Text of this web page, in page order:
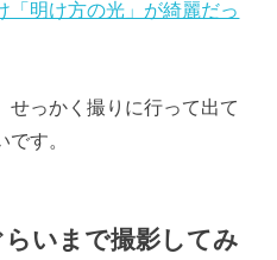
「明け方の光」が綺麗だっ
せっかく撮りに行って出て
す。
いまで撮影してみ